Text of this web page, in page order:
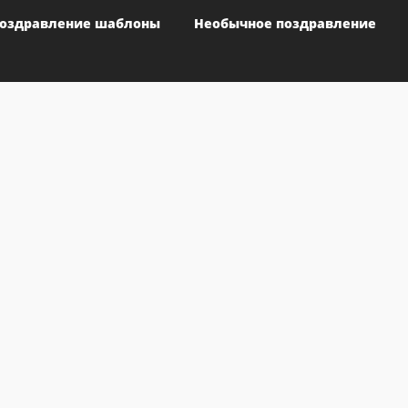
шаблоны Необычное поздравление